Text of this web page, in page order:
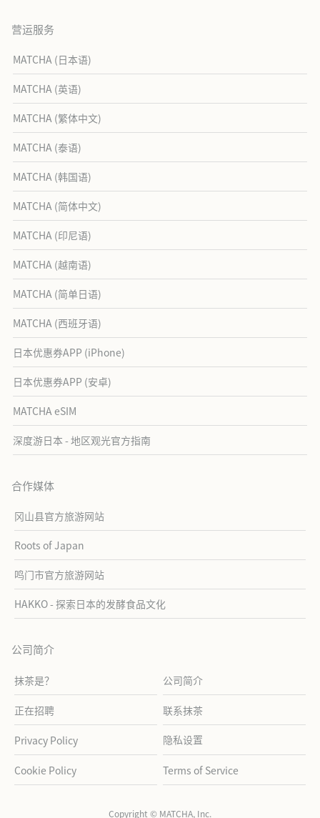
营运服务
MATCHA (日本语)
MATCHA (英语)
MATCHA (繁体中文)
MATCHA (泰语)
MATCHA (韩国语)
MATCHA (简体中文)
MATCHA (印尼语)
MATCHA (越南语)
MATCHA (简单日语)
MATCHA (西班牙语)
日本优惠券APP (iPhone)
日本优惠券APP (安卓)
MATCHA eSIM
深度游日本 - 地区观光官方指南
合作媒体
冈山县官方旅游网站
Roots of Japan
鸣门市官方旅游网站
HAKKO - 探索日本的发酵食品文化
公司简介
抹茶是？ 公司简介
正在招聘 联系抹茶
Privacy Policy 隐私设置
Cookie Policy Terms of Service
Copyright © MATCHA, Inc.